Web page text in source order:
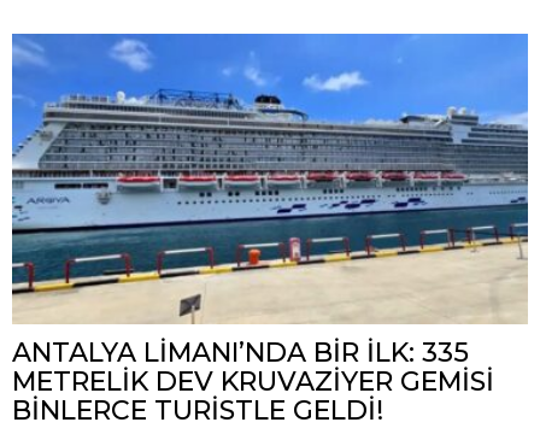
ANTALYA LİMANI’NDA BİR İLK: 335
METRELİK DEV KRUVAZİYER GEMİSİ
BİNLERCE TURİSTLE GELDİ!